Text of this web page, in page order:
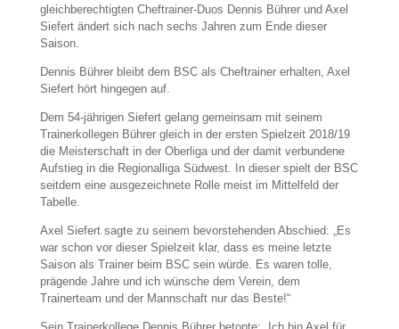
gleichberechtigten Cheftrainer-Duos Dennis Bührer und Axel
Siefert ändert sich nach sechs Jahren zum Ende dieser
Saison.
Dennis Bührer bleibt dem BSC als Cheftrainer erhalten, Axel
Siefert hört hingegen auf.
Dem 54-jährigen Siefert gelang gemeinsam mit seinem
Trainerkollegen Bührer gleich in der ersten Spielzeit 2018/19
die Meisterschaft in der Oberliga und der damit verbundene
Aufstieg in die Regionalliga Südwest. In dieser spielt der BSC
seitdem eine ausgezeichnete Rolle meist im Mittelfeld der
Tabelle.
Axel Siefert sagte zu seinem bevorstehenden Abschied: „Es
war schon vor dieser Spielzeit klar, dass es meine letzte
Saison als Trainer beim BSC sein würde. Es waren tolle,
prägende Jahre und ich wünsche dem Verein, dem
Trainerteam und der Mannschaft nur das Beste!“